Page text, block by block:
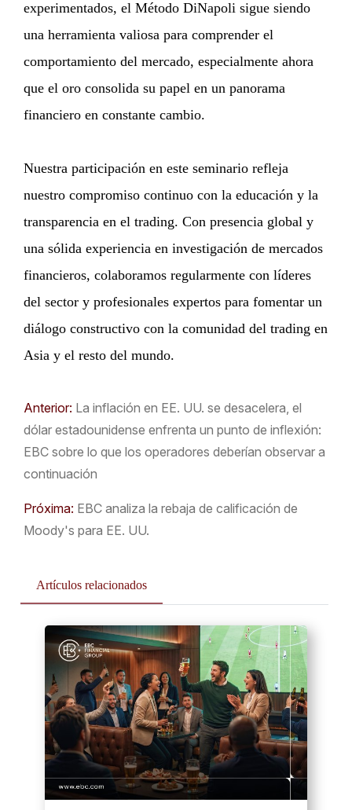
experimentados, el Método DiNapoli sigue siendo
una herramienta valiosa para comprender el
comportamiento del mercado, especialmente ahora
que el oro consolida su papel en un panorama
financiero en constante cambio.
Nuestra participación en este seminario refleja
nuestro compromiso continuo con la educación y la
transparencia en el trading. Con presencia global y
una sólida experiencia en investigación de mercados
financieros, colaboramos regularmente con líderes
del sector y profesionales expertos para fomentar un
diálogo constructivo con la comunidad del trading en
Asia y el resto del mundo.
Anterior: La inflación en EE. UU. se desacelera, el
dólar estadounidense enfrenta un punto de inflexión:
EBC sobre lo que los operadores deberían observar a
continuación
Próxima: EBC analiza la rebaja de calificación de
Moody's para EE. UU.
Artículos relacionados